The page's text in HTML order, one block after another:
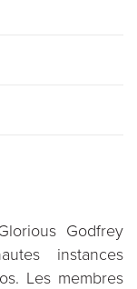
Godfrey
instances
Les membres